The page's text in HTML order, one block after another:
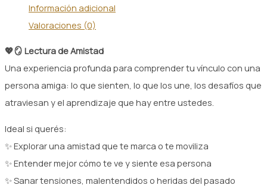
Información adicional
Valoraciones (0)
💖🪞 Lectura de Amistad
Una experiencia profunda para comprender tu vínculo con una
persona amiga: lo que sienten, lo que los une, los desafíos que
atraviesan y el aprendizaje que hay entre ustedes.
Ideal si querés:
✨ Explorar una amistad que te marca o te moviliza
✨ Entender mejor cómo te ve y siente esa persona
✨ Sanar tensiones, malentendidos o heridas del pasado